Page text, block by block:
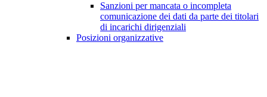
Sanzioni per mancata o incompleta
comunicazione dei dati da parte dei titolari
di incarichi dirigenziali
Posizioni organizzative